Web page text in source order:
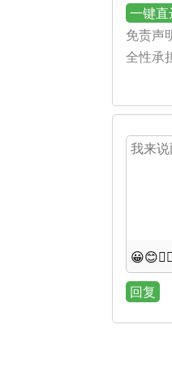
一键直
免责声
全性承
😀😊😵‍💫
回复